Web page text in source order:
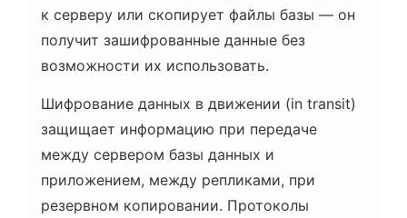
к серверу или скопирует файлы базы — он
получит зашифрованные данные без
возможности их использовать.
Шифрование данных в движении (in transit)
защищает информацию при передаче
между сервером базы данных и
приложением, между репликами, при
резервном копировании. Протоколы